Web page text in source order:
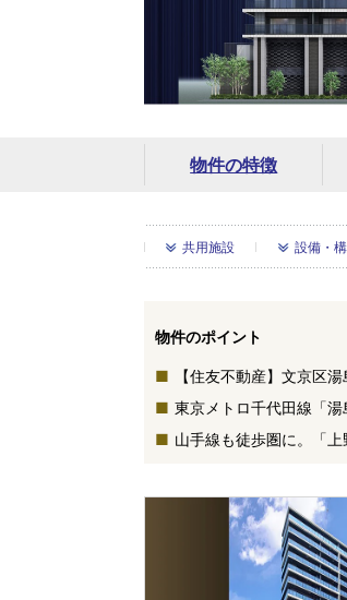
物件の特徴
共用施設 設備・
物件のポイント
【住友不動産】文京区
東京メトロ千代田線「湯
山手線も徒歩圏に。「